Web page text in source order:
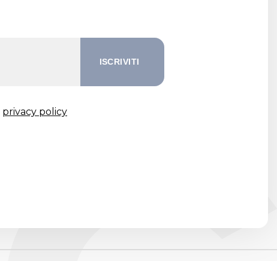
privacy policy